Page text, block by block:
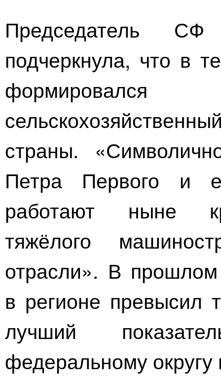
Председатель
подчеркнула, что в
страны.
Петра Первого и
работают ныне
тяжёлого
отрасли». В
в регионе превысил
лучший
федеральному